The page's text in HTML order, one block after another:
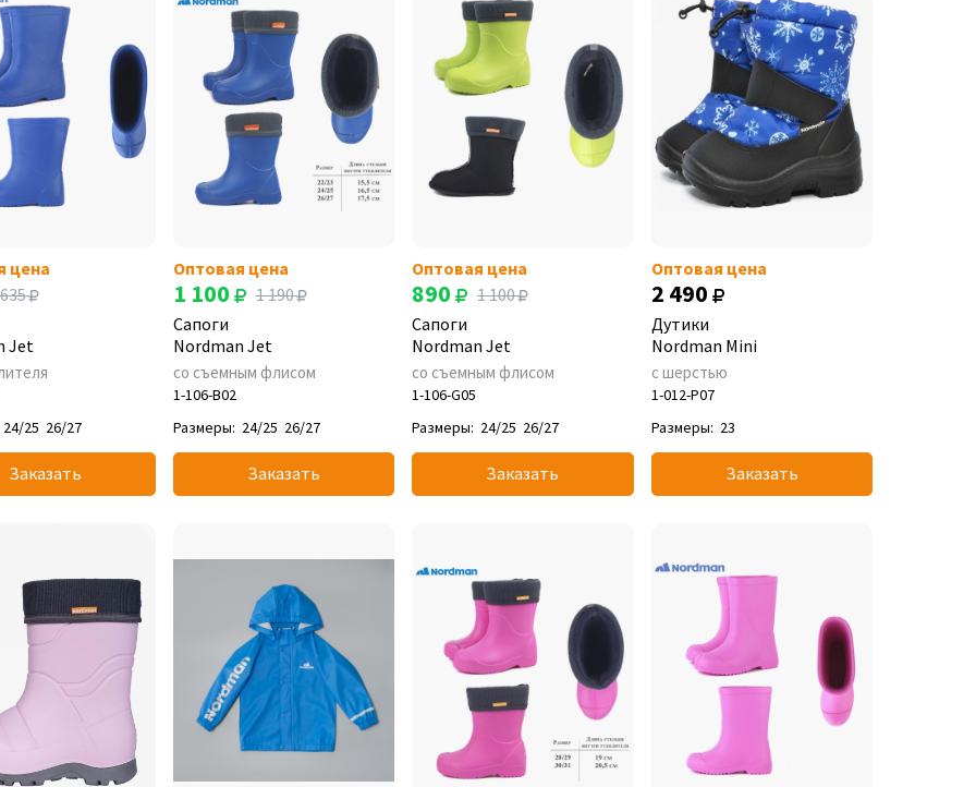
цена
635
Jet
24/25 26/27
Заказать
Оптовая цена
1 100
1 190
Сапоги
Nordman Jet
со съемным флисом
1-106-B02
Размеры: 24/25 26/27
Заказать
Оптовая цена
890
1 100
Сапоги
Nordman Jet
со съемным флисом
1-106-G05
Размеры: 24/25 26/27
Заказать
Оптовая цена
2 490
Дутики
Nordman Mini
с шерстью
1-012-Р07
Размеры: 23
Заказать